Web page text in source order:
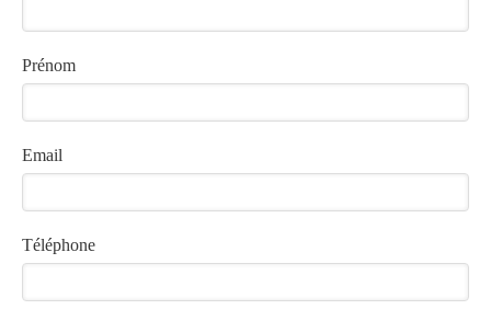
Prénom
Email
Téléphone